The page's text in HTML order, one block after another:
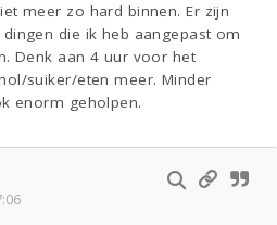
meer zo hard binnen. Er zijn
die ik heb aangepast om
Denk aan 4 uur voor het
suiker/eten meer. Minder
enorm geholpen.